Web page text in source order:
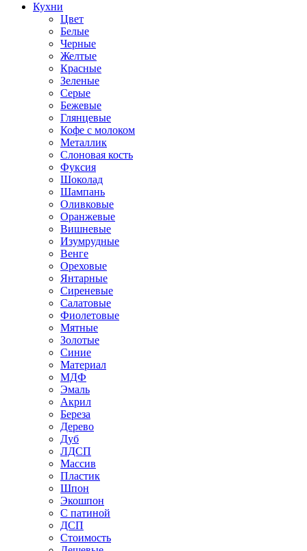
Кухни
Цвет
Белые
Черные
Желтые
Красные
Зеленые
Серые
Бежевые
Глянцевые
Кофе с молоком
Металлик
Слоновая кость
Фуксия
Шоколад
Шампань
Оливковые
Оранжевые
Вишневые
Изумрудные
Венге
Ореховые
Янтарные
Сиреневые
Салатовые
Фиолетовые
Мятные
Золотые
Синие
Материал
МДФ
Эмаль
Акрил
Береза
Дерево
Дуб
ЛДСП
Массив
Пластик
Шпон
Экошпон
С патиной
ДСП
Стоимость